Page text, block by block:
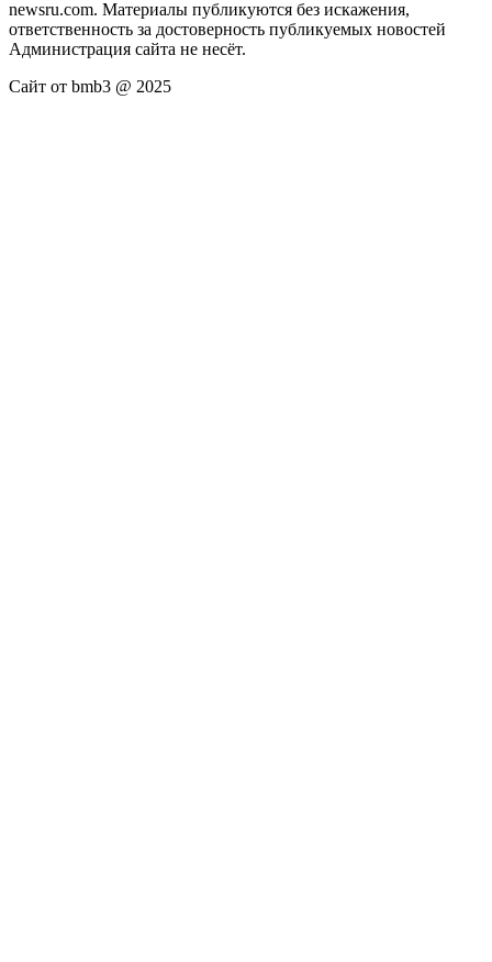
newsru.com. Материалы публикуются без искажения,
ответственность за достоверность публикуемых новостей
Администрация сайта не несёт.
Сайт от bmb3 @ 2025